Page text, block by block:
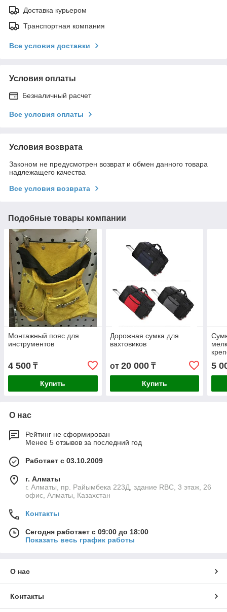
Доставка курьером
Транспортная компания
Все условия доставки
Условия оплаты
Безналичный расчет
Все условия оплаты
Условия возврата
Законом не предусмотрен возврат и обмен данного товара
надлежащего качества
Все условия возврата
Подобные товары компании
Монтажный пояс для
инструментов
4 500 ₸
Купить
Дорожная сумка для
вахтовиков
от 20 000₸
Купить
5
О нас
Рейтинг не сформирован
Менее 5 отзывов за последний год
Работает с 03.10.2009
г. Алматы
г. Алматы, пр. Райымбека 223Д, здание RBC, 3 этаж, 26
офис, Алматы, Казахстан
Контакты
Сегодня работает с 09:00 до 18:00
Показать весь график работы
О нас
Контакты